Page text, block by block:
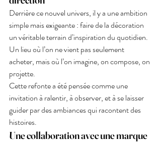
Derrière ce nouvel univers, il y a une ambition
simple mais exigeante : faire de la décoration
un véritable terrain d’inspiration du quotidien.
Un lieu où l’on ne vient pas seulement
acheter, mais où l’on imagine, on compose, on
projette.
Cette refonte a été pensée comme une
invitation à ralentir, à observer, et à se laisser
guider par des ambiances qui racontent des
histoires.
Une collaboration avec une marque